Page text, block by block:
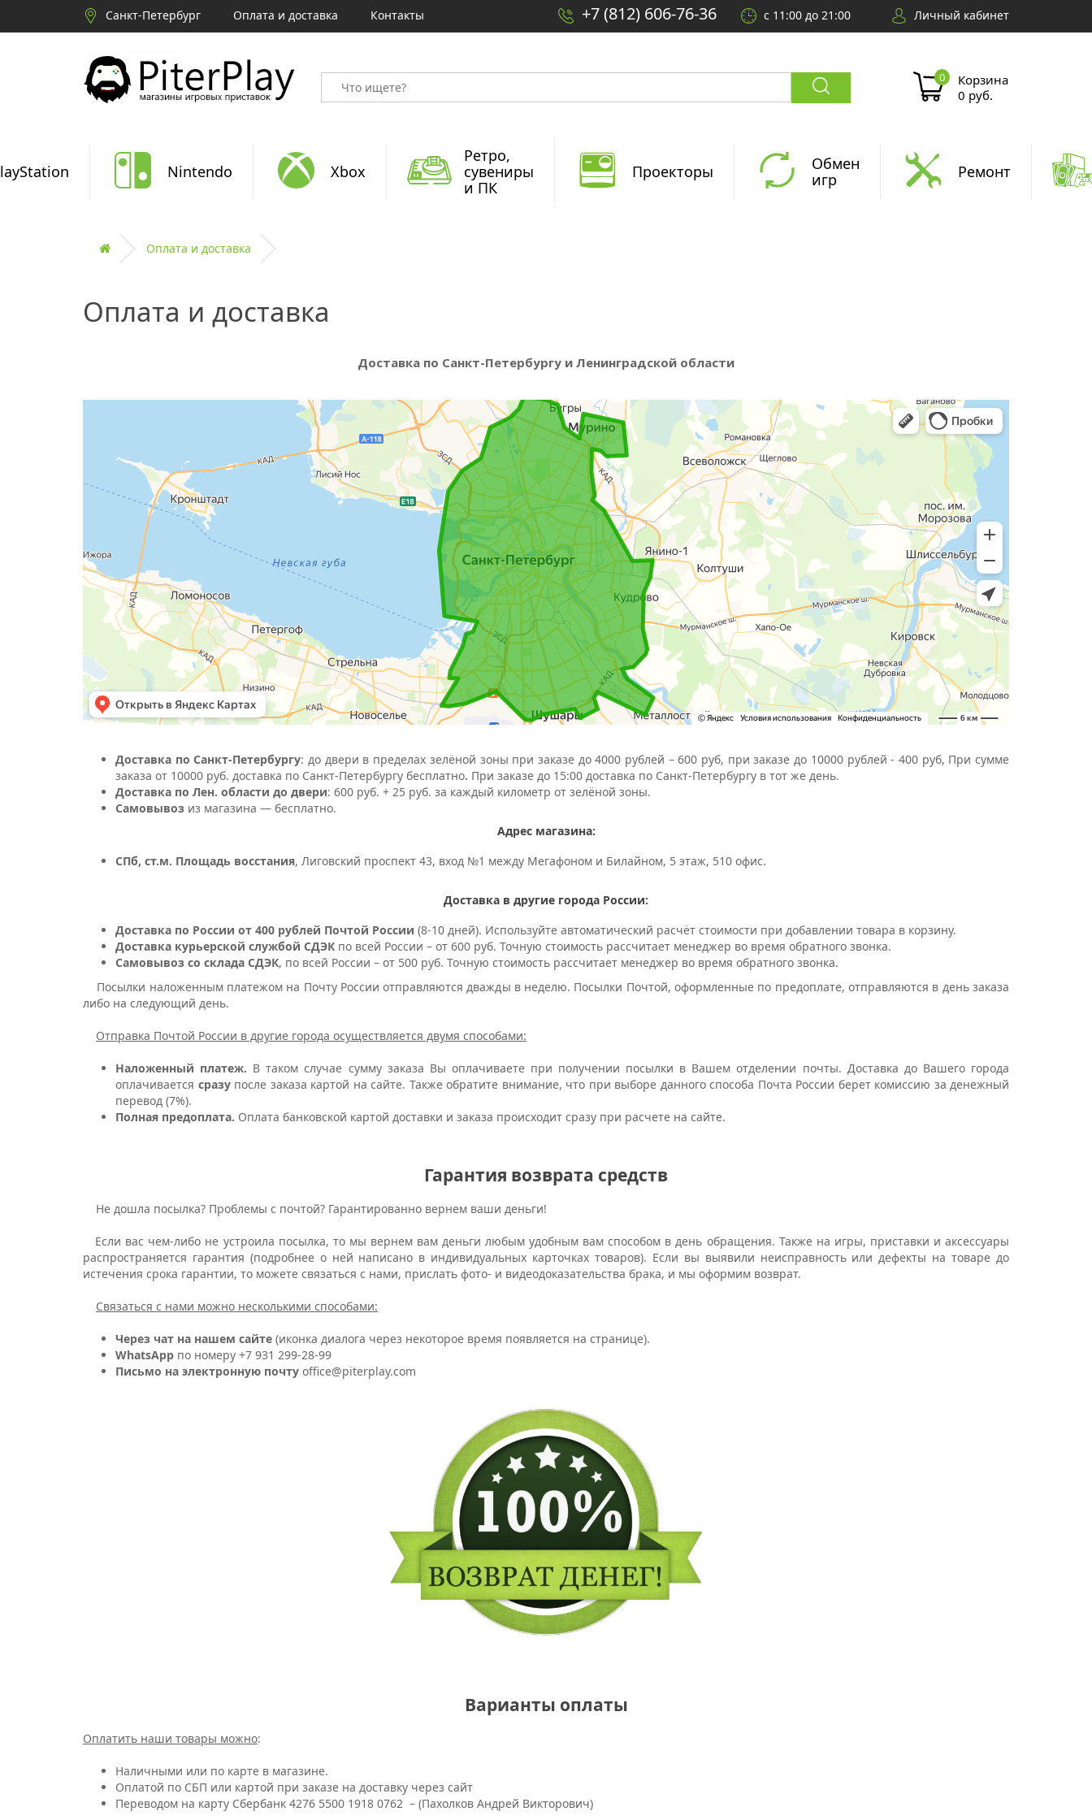
Санкт-Петербург Оплата и доставка Контакты +7 (812) 606-76-36 с 11:00 до 21:00 Личный кабинет
Корзина
0 руб.
Nintendo Xbox
Ретро,
сувениры
и ПК
Проекторы
Обмен
игр
Ремонт
Оплата и доставка
Оплата и доставка
Доставка по Санкт-Петербургу и Ленинградской области
Доставка по Санкт-Петербургу: до двери в пределах зелёной зоны при заказе до 4000 рублей – 600 руб, при заказе до 10000 рублей - 400 руб, При сумме
заказа от 10000 руб. доставка по Санкт-Петербургу бесплатно. При заказе до 15:00 доставка по Санкт-Петербургу в тот же день.
Доставка по Лен. области до двери: 600 руб. + 25 руб. за каждый километр от зелёной зоны.
Самовывоз из магазина — бесплатно.
Адрес магазина:
СПб, ст.м. Площадь восстания, Лиговский проспект 43, вход №1 между Мегафоном и Билайном, 5 этаж, 510 офиc.
Доставка в другие города России:
Доставка по России от 400 рублей Почтой России (8-10 дней). Используйте автоматический расчёт стоимости при добавлении товара в корзину.
Доставка курьерской службой СДЭК по всей России – от 600 руб. Точную стоимость рассчитает менеджер во время обратного звонка.
Самовывоз со склада СДЭК, по всей России – от 500 руб. Точную стоимость рассчитает менеджер во время обратного звонка.
Посылки наложенным платежом на Почту России отправляются дважды в неделю. Посылки Почтой, оформленные по предоплате, отправляются в день заказа
либо на следующий день.
Отправка Почтой России в другие города осуществляется двумя способами:
Наложенный платеж. В таком случае сумму заказа Вы оплачиваете при получении посылки в Вашем отделении почты. Доставка до Вашего города
оплачивается сразупосле заказа картой на сайте. Также обратите внимание, что при выборе данного способа Почта России берет комиссию за денежный
перевод (7%).
Полная предоплата. Оплата банковской картой доставки и заказа происходит сразу при расчете на сайте.
Гарантия возврата средств
Не дошла посылка? Проблемы с почтой? Гарантированно вернем ваши деньги!
Если вас чем-либо не устроила посылка, то мы вернем вам деньги любым удобным вам способом в день обращения. Также на игры, приставки и аксессуары
распространяется гарантия (подробнее о ней написано в индивидуальных карточках товаров). Если вы выявили неисправность или дефекты на товаре до
истечения срока гарантии, то можете связаться с нами, прислать фото- и видеодоказательства брака, и мы оформим возврат.
Связаться с нами можно несколькими способами:
Через чат на нашем сайте (иконка диалога через некоторое время появляется на странице).
WhatsApp по номеру +7 931 299-28-99
Письмо на электронную почту office@piterplay.com
Варианты оплаты
Оплатить наши товары можно:
Наличными или по карте в магазине.
Оплатой по СБП или картой при заказе на доставку через сайт
Переводом на карту Сбербанк 4276 5500 1918 0762 – (Пахолков Андрей Викторович)